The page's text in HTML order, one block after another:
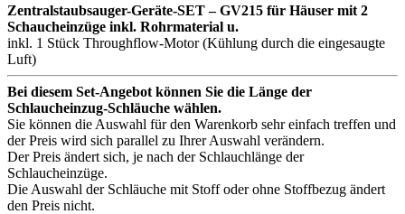
Zentralstaubsauger-Geräte-SET – GV215 für Häuser mit 2
Schaucheinzüge inkl. Rohrmaterial u.
inkl. 1 Stück Throughflow-Motor (Kühlung durch die eingesaugte
Luft)
Bei diesem Set-Angebot können Sie die Länge der
Schlaucheinzug-Schläuche wählen.
Sie können die Auswahl für den Warenkorb sehr einfach treffen und
der Preis wird sich parallel zu Ihrer Auswahl verändern.
Der Preis ändert sich, je nach der Schlauchlänge der
Schlaucheinzüge.
Die Auswahl der Schläuche mit Stoff oder ohne Stoffbezug ändert
den Preis nicht.